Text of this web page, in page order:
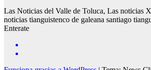
Las Noticias del Valle de Toluca, Las noticias
noticias tianguistenco de galeana santiago
Enterate